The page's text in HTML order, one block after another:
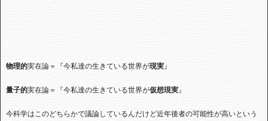
物理的実在論＝『今私達の生きている世界が現実』
量子的実在論＝『今私達の生きている世界が仮想現実』
今科学はこのどちらかで議論しているんだけど近年後者の可能性が高いという